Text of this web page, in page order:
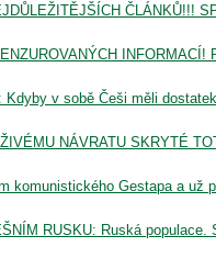
ČLÁNKŮ!!!
INFORMACÍ!
v sobě Češi měli
NÁVRATU SKRYTÉ
komunistického Gestapa a už
RUSKU: Ruská populace.